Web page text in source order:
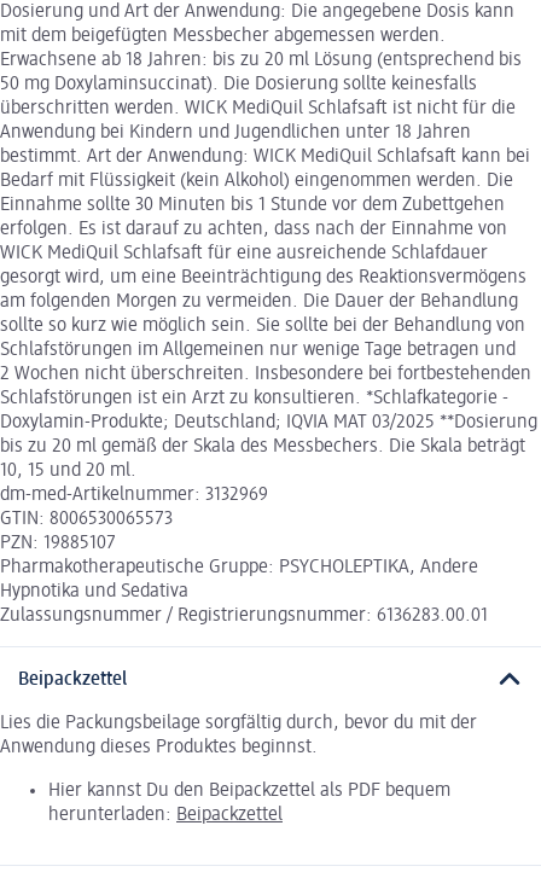
Dosierung und Art der Anwendung: Die angegebene Dosis kann
mit dem beigefügten Messbecher abgemessen werden.
Erwachsene ab 18 Jahren: bis zu 20 ml Lösung (entsprechend bis
50 mg Doxylaminsuccinat). Die Dosierung sollte keinesfalls
überschritten werden. WICK MediQuil Schlafsaft ist nicht für die
Anwendung bei Kindern und Jugendlichen unter 18 Jahren
bestimmt. Art der Anwendung: WICK MediQuil Schlafsaft kann bei
Bedarf mit Flüssigkeit (kein Alkohol) eingenommen werden. Die
Einnahme sollte 30 Minuten bis 1 Stunde vor dem Zubettgehen
erfolgen. Es ist darauf zu achten, dass nach der Einnahme von
WICK MediQuil Schlafsaft für eine ausreichende Schlafdauer
gesorgt wird, um eine Beeinträchtigung des Reaktionsvermögens
am folgenden Morgen zu vermeiden. Die Dauer der Behandlung
sollte so kurz wie möglich sein. Sie sollte bei der Behandlung von
Schlafstörungen im Allgemeinen nur wenige Tage betragen und
2 Wochen nicht überschreiten. Insbesondere bei fortbestehenden
Schlafstörungen ist ein Arzt zu konsultieren. *Schlafkategorie -
Doxylamin-Produkte; Deutschland; IQVIA MAT 03/2025 **Dosierung
bis zu 20 ml gemäß der Skala des Messbechers. Die Skala beträgt
10, 15 und 20 ml.
dm-med-Artikelnummer: 3132969
GTIN: 8006530065573
PZN: 19885107
Pharmakotherapeutische Gruppe: PSYCHOLEPTIKA, Andere
Hypnotika und Sedativa
Zulassungsnummer / Registrierungsnummer: 6136283.00.01
Beipackzettel
Lies die Packungsbeilage sorgfältig durch, bevor du mit der
Anwendung dieses Produktes beginnst.
Hier kannst Du den Beipackzettel als PDF bequem
herunterladen: Beipackzettel